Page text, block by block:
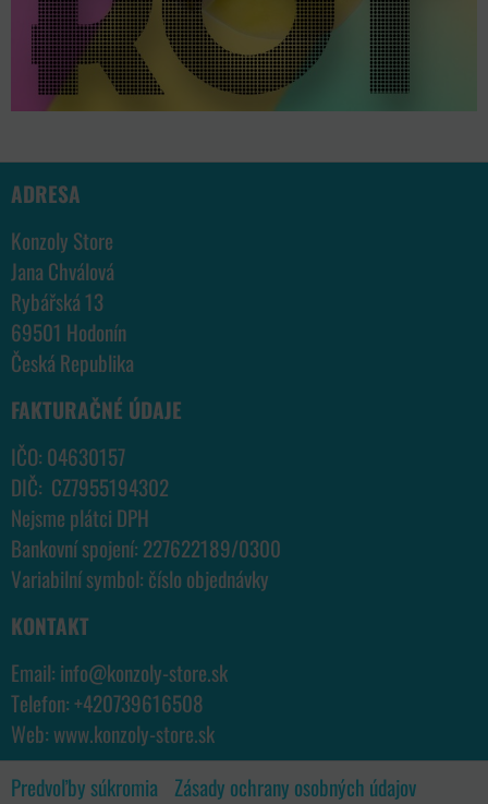
ADRESA
Konzoly Store
Jana Chválová
Rybářská 13
69501 Hodonín
Česká Republika
FAKTURAČNÉ ÚDAJE
IČO: 04630157
DIČ: CZ7955194302
Nejsme plátci DPH
Bankovní spojení: 227622189/0300
Variabilní symbol: číslo objednávky
KONTAKT
Email: info@konzoly-store.sk
Telefon:+420739616508
Web: www.konzoly-store.sk
Predvoľby súkromia Zásady ochrany osobných údajov